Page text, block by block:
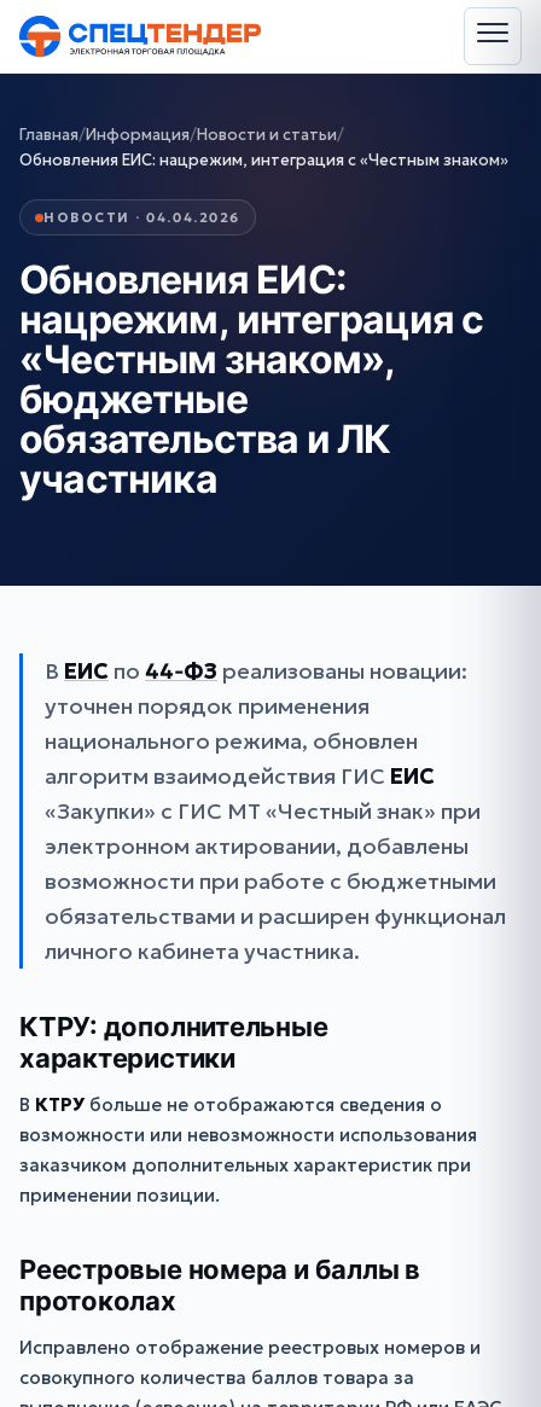
Главная/Информация/Новости и статьи/
Обновления ЕИС: нацрежим, интеграция с «Честным знаком»
НОВОСТИ · 04.04.2026
Обновления ЕИС:
нацрежим, интеграция с
«Честным знаком»,
бюджетные
обязательства и ЛК
участника
В ЕИС по 44‑ФЗ реализованы новации:
уточнен порядок применения
национального режима, обновлен
алгоритм взаимодействия ГИС ЕИС
«Закупки» с ГИС МТ «Честный знак» при
электронном актировании, добавлены
возможности при работе с бюджетными
обязательствами и расширен функционал
личного кабинета участника.
КТРУ: дополнительные
характеристики
В КТРУ больше не отображаются сведения о
возможности или невозможности использования
заказчиком дополнительных характеристик при
применении позиции.
Реестровые номера и баллы в
протоколах
Исправлено отображение реестровых номеров и
совокупного количества баллов товара за